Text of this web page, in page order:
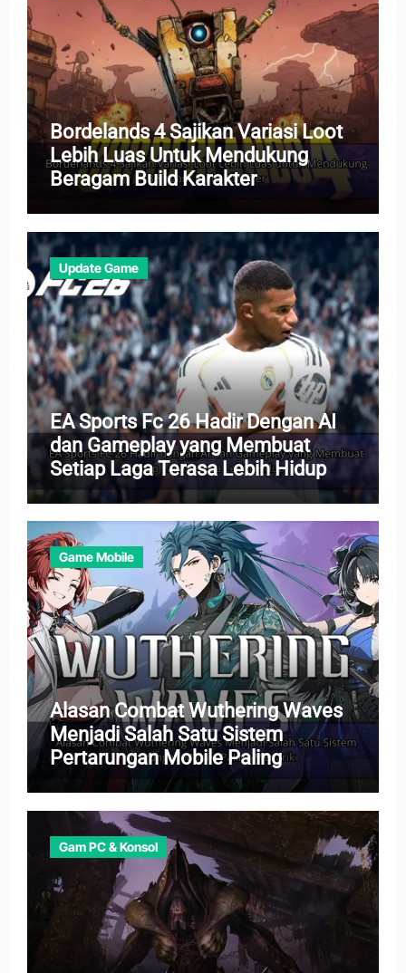
Bordelands 4 Sajikan Variasi Loot
Lebih Luas Untuk Mendukung
Beragam Build Karakter
Update Game
EA Sports Fc 26 Hadir Dengan AI
dan Gameplay yang Membuat
Setiap Laga Terasa Lebih Hidup
Game Mobile
Alasan Combat Wuthering Waves
Menjadi Salah Satu Sistem
Pertarungan Mobile Paling
Gam PC & Konsol